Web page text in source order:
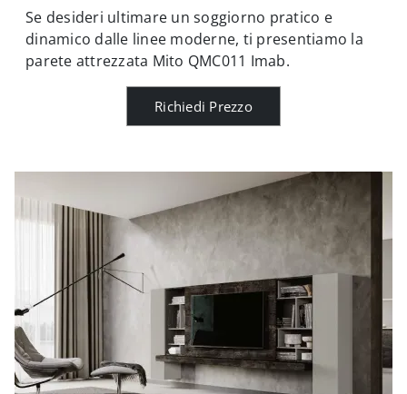
Se desideri ultimare un soggiorno pratico e
dinamico dalle linee moderne, ti presentiamo la
parete attrezzata Mito QMC011 Imab.
Richiedi Prezzo